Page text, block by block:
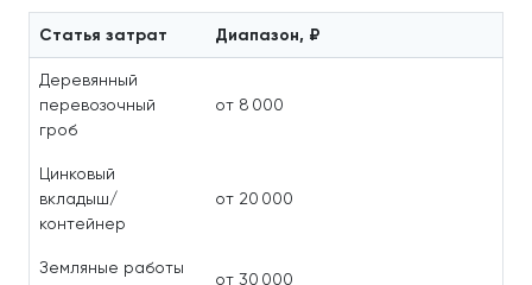
Статья затрат Диапазон, ₽
Деревянный
перевозочный
гроб
от 8 000
Цинковый
вкладыш/
контейнер
от 20 000
Земляные работы
от 30 000